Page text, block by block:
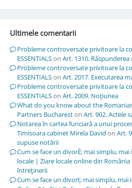
Ultimele comentarii
Probleme controversate privitoare la
ESSENTIALSon Art. 1310.
Probleme controversate privitoare la
ESSENTIALSon Art. 2017. Executarea
Probleme controversate privitoare la
ESSENTIALSon Art. 2009. Noţiunea
What do you know about the
Partners Buchareston Art. 902. Actele
Notarea în cartea funciară a unui
Timisoara cabinet Mirela David on Art.
supuse notării
Cum se face un divorÈ; mai simplu,
locale | Ziare locale online din România
întreţinerii
Cum se face un divorț; mai simplu, mai